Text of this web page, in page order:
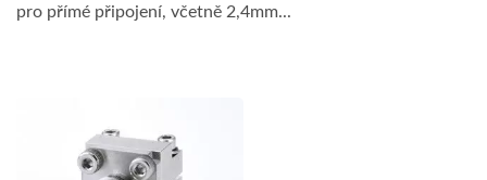
pro přímé připojení, včetně 2,4mm...